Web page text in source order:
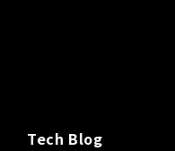
Tech Blog